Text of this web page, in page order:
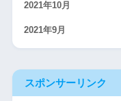
2021年10月
2021年9月
スポンサーリンク